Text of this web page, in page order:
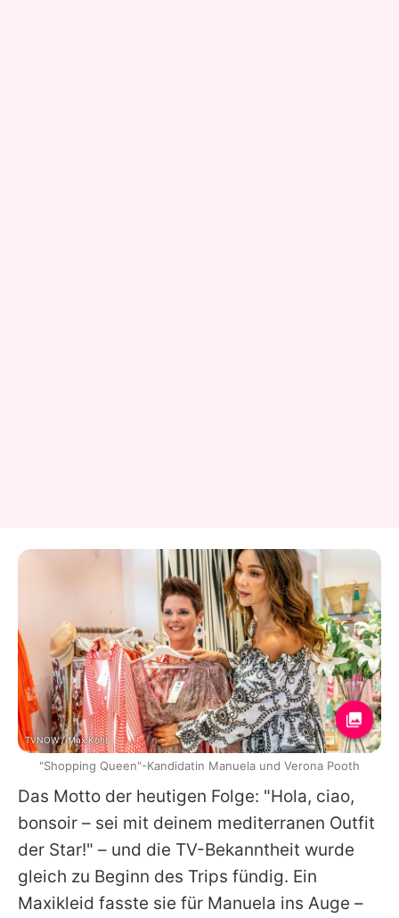
Das Motto der heutigen Folge: "Hola, ciao,
bonsoir – sei mit deinem mediterranen Outfit
der Star!" – und die TV-Bekanntheit wurde
gleich zu Beginn des Trips fündig. Ein
Maxikleid fasste sie für Manuela ins Auge –
TVNOW / Max Kohr
"Shopping Queen"-Kandidatin Manuela und Verona Pooth